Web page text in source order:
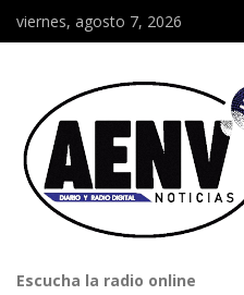
viernes, agosto 7, 2026
Escucha la radio online